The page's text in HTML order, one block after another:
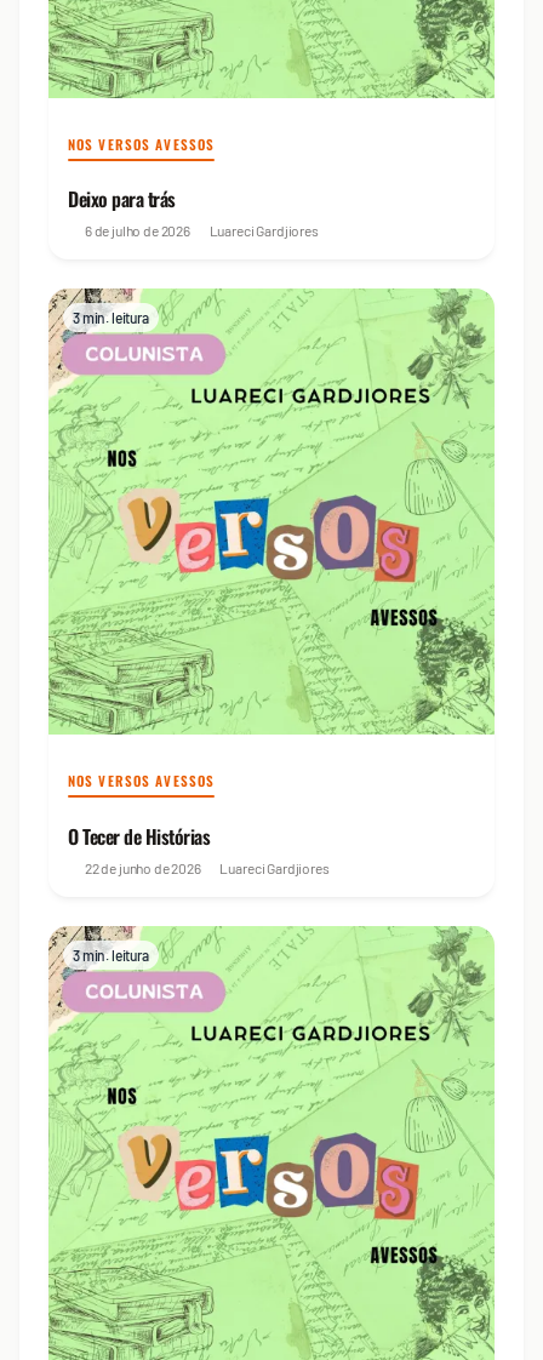
NOS VERSOS AVESSOS
Deixo para trás
6 de julho de 2026 Luareci Gardjiores
3 min. leitura
NOS VERSOS AVESSOS
O Tecer de Histórias
22 de junho de 2026 Luareci Gardjiores
3 min. leitura